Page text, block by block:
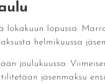
lopussa.
helmikuussa
joulukuussa.
jäsenmaksu